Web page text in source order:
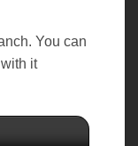
You can
with it.